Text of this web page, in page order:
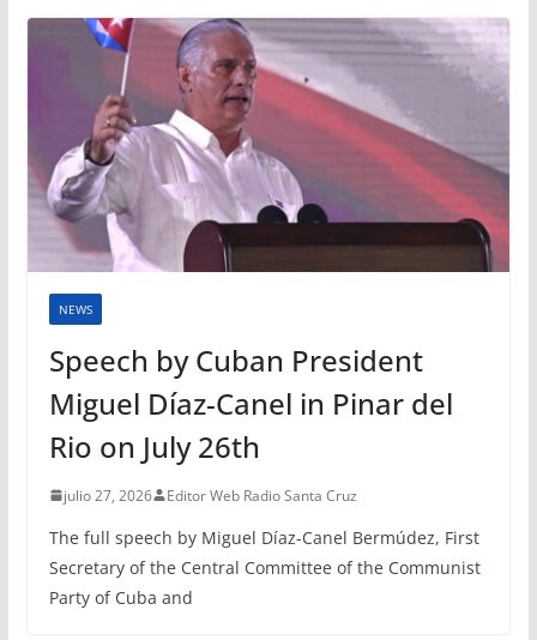
NEWS
Speech by Cuban President
Miguel Díaz-Canel in Pinar del
Rio on July 26th
julio 27, 2026 Editor Web Radio Santa Cruz
The full speech by Miguel Díaz-Canel Bermúdez, First
Secretary of the Central Committee of the Communist
Party of Cuba and